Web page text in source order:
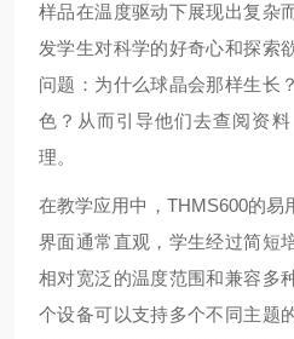
样品在温度驱动下展现出复杂
发学生对科学的好奇心和探索
问题：为什么球晶会那样生长
色？从而引导他们去查阅资
理。
在教学应用中，THMS600的易
界面通常直观，学生经过简短
相对宽泛的温度范围和兼容多
个设备可以支持多个不同主题